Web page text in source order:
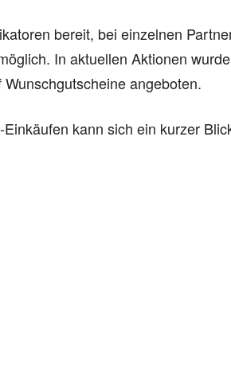
bereit, bei einzelnen
In aktuellen Aktionen
angeboten.
kann sich ein kurzer